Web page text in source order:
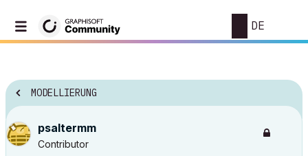
DE
MODELLIERUNG
psaltermm
Contributor